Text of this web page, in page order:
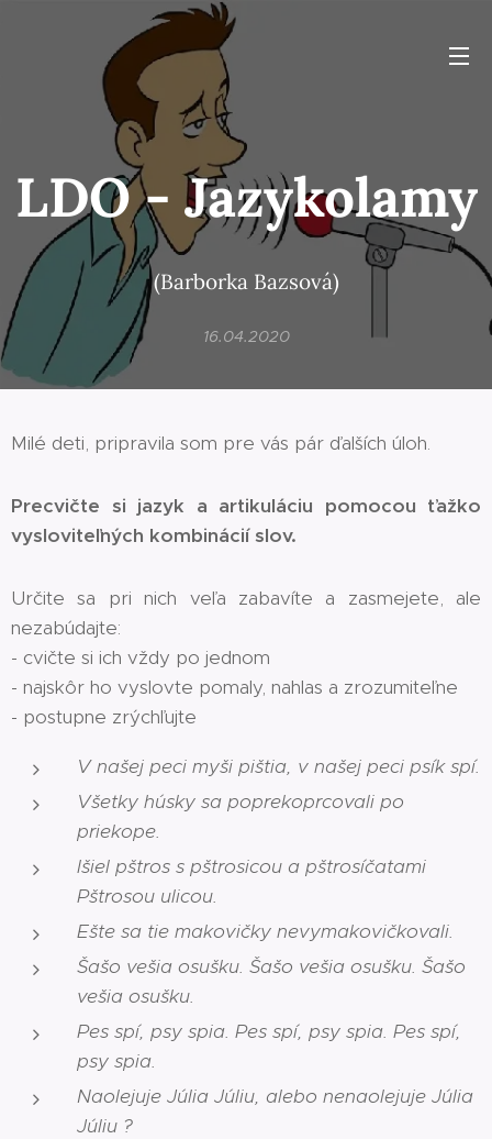
LDO - Jazykolamy
(Barborka Bazsová)
16.04.2020
Milé deti, pripravila som pre vás pár ďalších úloh.
Precvičte si jazyk a artikuláciu pomocou ťažko
vysloviteľných kombinácií slov.
Určite sa pri nich veľa zabavíte a zasmejete, ale
nezabúdajte:
- cvičte si ich vždy po jednom
- najskôr ho vyslovte pomaly, nahlas a zrozumiteľne
- postupne zrýchľujte
V našej peci myši pištia, v našej peci psík spí.
Všetky húsky sa poprekoprcovali po
priekope.
Išiel pštros s pštrosicou a pštrosíčatami
Pštrosou ulicou.
Ešte sa tie makovičky nevymakovičkovali.
Šašo vešia osušku. Šašo vešia osušku. Šašo
vešia osušku.
Pes spí, psy spia. Pes spí, psy spia. Pes spí,
psy spia.
Naolejuje Júlia Júliu, alebo nenaolejuje Júlia
Júliu ?